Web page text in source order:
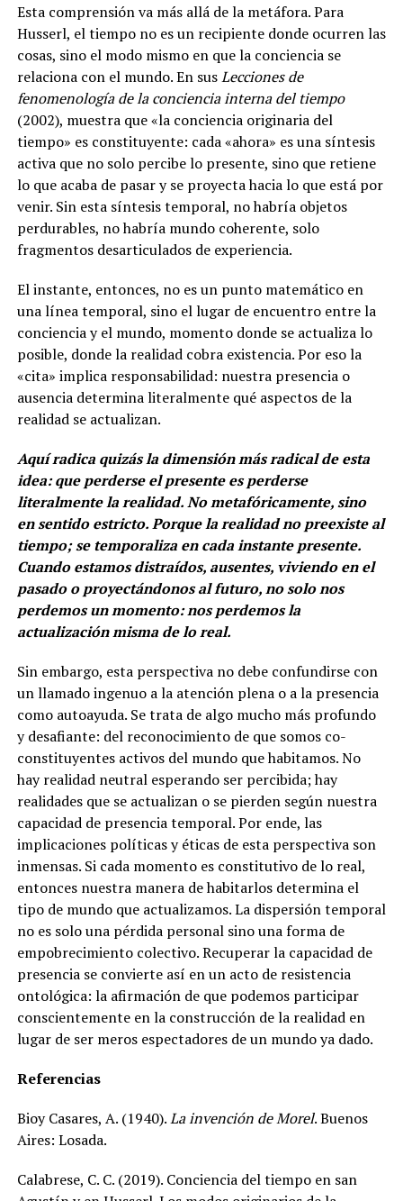
Esta comprensión va más allá de la metáfora. Para
Husserl, el tiempo no es un recipiente donde ocurren las
cosas, sino el modo mismo en que la conciencia se
relaciona con el mundo. En susLecciones de
fenomenología de la conciencia interna del tiempo
(2002), muestra que «la conciencia originaria del
tiempo» es constituyente: cada «ahora» es una síntesis
activa que no solo percibe lo presente, sino que retiene
lo que acaba de pasar y se proyecta hacia lo que está por
venir. Sin esta síntesis temporal, no habría objetos
perdurables, no habría mundo coherente, solo
fragmentos desarticulados de experiencia.
El instante, entonces, no es un punto matemático en
una línea temporal, sino el lugar de encuentro entre la
conciencia y el mundo, momento donde se actualiza lo
posible, donde la realidad cobra existencia. Por eso la
«cita» implica responsabilidad: nuestra presencia o
ausencia determina literalmente qué aspectos de la
realidad se actualizan.
Aquí radica quizás la dimensión más radical de esta
idea: que perderse el presente es perderse
literalmente la realidad. No metafóricamente, sino
en sentido estricto. Porque la realidad no preexiste al
tiempo; se temporaliza en cada instante presente.
Cuando estamos distraídos, ausentes, viviendo en el
pasado o proyectándonos al futuro, no solo nos
perdemos un momento: nos perdemos la
actualización misma de lo real.
Sin embargo, esta perspectiva no debe confundirse con
un llamado ingenuo a la atención plena o a la presencia
como autoayuda. Se trata de algo mucho más profundo
y desafiante: del reconocimiento de que somos co-
constituyentes activos del mundo que habitamos. No
hay realidad neutral esperando ser percibida; hay
realidades que se actualizan o se pierden según nuestra
capacidad de presencia temporal. Por ende, las
implicaciones políticas y éticas de esta perspectiva son
inmensas. Si cada momento es constitutivo de lo real,
entonces nuestra manera de habitarlos determina el
tipo de mundo que actualizamos. La dispersión temporal
no es solo una pérdida personal sino una forma de
empobrecimiento colectivo. Recuperar la capacidad de
presencia se convierte así en un acto de resistencia
ontológica: la afirmación de que podemos participar
conscientemente en la construcción de la realidad en
lugar de ser meros espectadores de un mundo ya dado.
Referencias
Bioy Casares, A. (1940).La invención de Morel. Buenos
Aires: Losada.
Calabrese, C. C. (2019). Conciencia del tiempo en san